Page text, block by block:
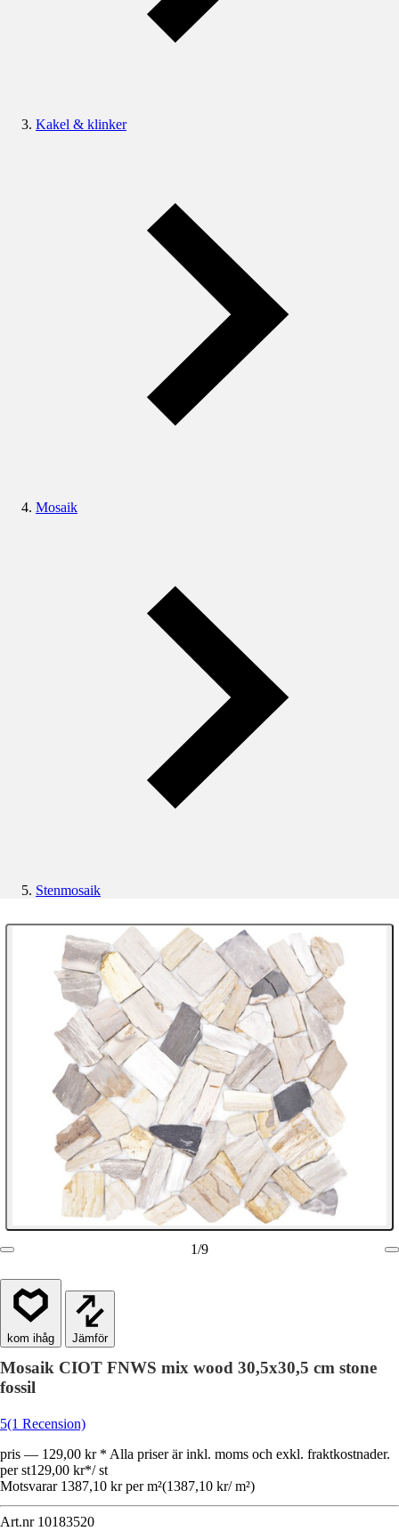
Kakel & klinker
Mosaik
Stenmosaik
1/9
Jämför
Mosaik CIOT FNWS mix wood 30,5x30,5 cm stone
fossil
5(1 Recension)
pris — 129,00 kr * Alla priser är inkl. moms och exkl. fraktkostnader.
per st129,00 kr*/ st
Motsvarar 1387,10 kr per m²(1387,10 kr/ m²)
Art.nr 10183520